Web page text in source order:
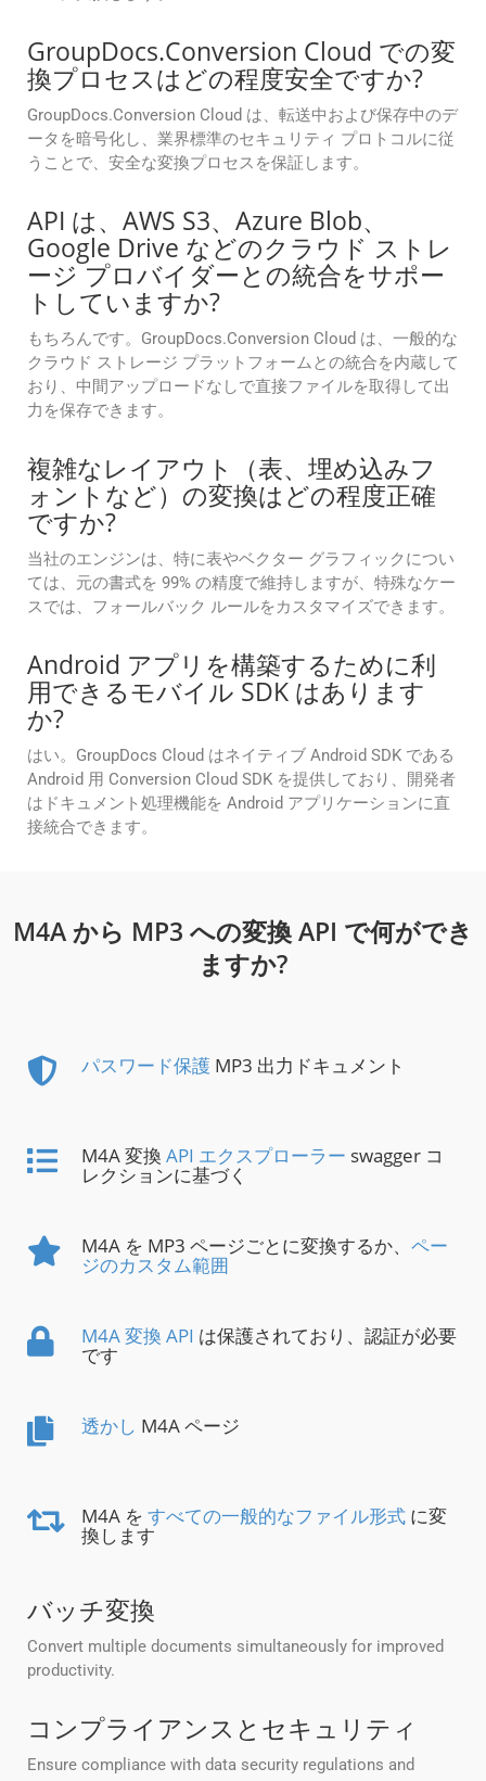
GroupDocs.Conversion Cloud での変
換プロセスはどの程度安全ですか?
GroupDocs.Conversion Cloud は、転送中および保存中のデ
ータを暗号化し、業界標準のセキュリティ プロトコルに従
うことで、安全な変換プロセスを保証します。
API は、AWS S3、Azure Blob、
Google Drive などのクラウド ストレ
ージ プロバイダーとの統合をサポー
トしていますか?
もちろんです。GroupDocs.Conversion Cloud は、一般的な
クラウド ストレージ プラットフォームとの統合を内蔵して
おり、中間アップロードなしで直接ファイルを取得して出
力を保存できます。
複雑なレイアウト（表、埋め込みフ
ォントなど）の変換はどの程度正確
ですか?
当社のエンジンは、特に表やベクター グラフィックについ
ては、元の書式を 99% の精度で維持しますが、特殊なケー
スでは、フォールバック ルールをカスタマイズできます。
Android アプリを構築するために利
用できるモバイル SDK はあります
か?
はい。GroupDocs Cloud はネイティブ Android SDK である
Android 用 Conversion Cloud SDK を提供しており、開発者
はドキュメント処理機能を Android アプリケーションに直
接統合できます。
M4A から MP3 への変換 API で何ができ
ますか?
パスワード保護 MP3 出力ドキュメント
M4A 変換 API エクスプローラー swagger コ
レクションに基づく
M4A を MP3 ページごとに変換するか、 ペー
ジのカスタム範囲
M4A 変換 API は保護されており、認証が必要
です
透かし M4A ページ
M4A を すべての一般的なファイル形式 に変
換します
バッチ変換
Convert multiple documents simultaneously for improved
productivity.
コンプライアンスとセキュリティ
Ensure compliance with data security regulations and